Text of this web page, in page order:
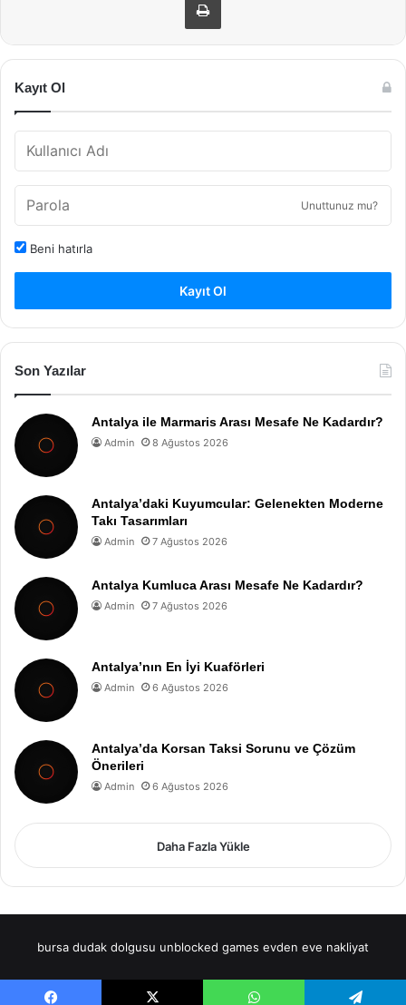
Kayıt Ol
Unuttunuz mu?
Beni hatırla
Kayıt Ol
Son Yazılar
Antalya ile Marmaris Arası Mesafe Ne Kadardır?
Admin 8 Ağustos 2026
Antalya’daki Kuyumcular: Gelenekten Moderne
Takı Tasarımları
Admin 7 Ağustos 2026
Antalya Kumluca Arası Mesafe Ne Kadardır?
Admin 7 Ağustos 2026
Antalya’nın En İyi Kuaförleri
Admin 6 Ağustos 2026
Antalya’da Korsan Taksi Sorunu ve Çözüm
Önerileri
Admin 6 Ağustos 2026
Daha Fazla Yükle
bursa dudak dolgusu unblocked games evden eve nakliyat